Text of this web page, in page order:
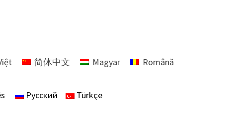
简体中文 Magyar
Română
Русский Türkçe